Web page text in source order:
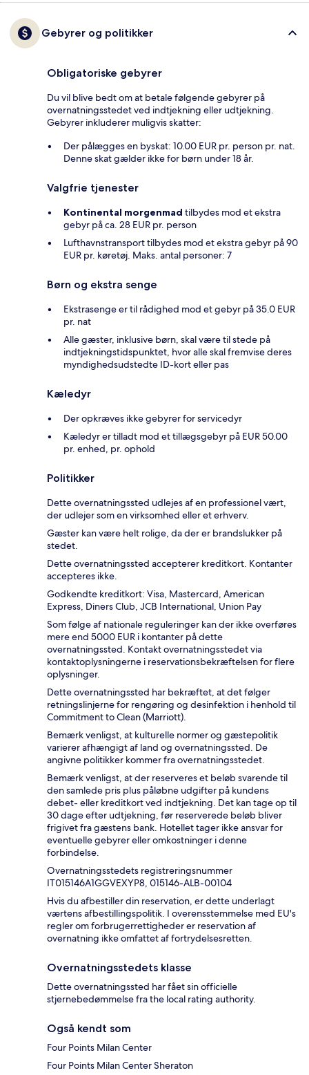
Gebyrer og politikker
Obligatoriske gebyrer
Du vil blive bedt om at betale følgende gebyrer på
overnatningsstedet ved indtjekning eller udtjekning.
Gebyrer inkluderer muligvis skatter:
Der pålægges en byskat: 10.00 EUR pr. person pr. nat.
Denne skat gælder ikke for børn under 18 år.
Valgfrie tjenester
Kontinental morgenmad tilbydes mod et ekstra
gebyr på ca. 28 EUR pr. person
Lufthavnstransport tilbydes mod et ekstra gebyr på 90
EUR pr. køretøj. Maks. antal personer: 7
Børn og ekstra senge
Ekstrasenge er til rådighed mod et gebyr på 35.0 EUR
pr. nat
Alle gæster, inklusive børn, skal være til stede på
indtjekningstidspunktet, hvor alle skal fremvise deres
myndighedsudstedte ID-kort eller pas
Kæledyr
Der opkræves ikke gebyrer for servicedyr
Kæledyr er tilladt mod et tillægsgebyr på EUR 50.00
pr. enhed, pr. ophold
Politikker
Dette overnatningssted udlejes af en professionel vært,
der udlejer som en virksomhed eller et erhverv.
Gæster kan være helt rolige, da der er brandslukker på
stedet.
Dette overnatningssted accepterer kreditkort. Kontanter
accepteres ikke.
Godkendte kreditkort: Visa, Mastercard, American
Express, Diners Club, JCB International, Union Pay
Som følge af nationale reguleringer kan der ikke overføres
mere end 5000 EUR i kontanter på dette
overnatningssted. Kontakt overnatningsstedet via
kontaktoplysningerne i reservationsbekræftelsen for flere
oplysninger.
Dette overnatningssted har bekræftet, at det følger
retningslinjerne for rengøring og desinfektion i henhold til
Commitment to Clean (Marriott).
Bemærk venligst, at kulturelle normer og gæstepolitik
varierer afhængigt af land og overnatningssted. De
angivne politikker kommer fra overnatningsstedet.
Bemærk venligst, at der reserveres et beløb svarende til
den samlede pris plus påløbne udgifter på kundens
debet- eller kreditkort ved indtjekning. Det kan tage op til
30 dage efter udtjekning, før reserverede beløb bliver
frigivet fra gæstens bank. Hotellet tager ikke ansvar for
eventuelle gebyrer eller omkostninger i denne
forbindelse.
Overnatningsstedets registreringsnummer
IT015146A1GGVEXYP8, 015146-ALB-00104
Hvis du afbestiller din reservation, er dette underlagt
værtens afbestillingspolitik. I overensstemmelse med EU's
regler om forbrugerrettigheder er reservation af
overnatning ikke omfattet af fortrydelsesretten.
Overnatningsstedets klasse
Dette overnatningssted har fået sin officielle
stjernebedømmelse fra the local rating authority.
Også kendt som
Four Points Milan Center
Four Points Milan Center Sheraton